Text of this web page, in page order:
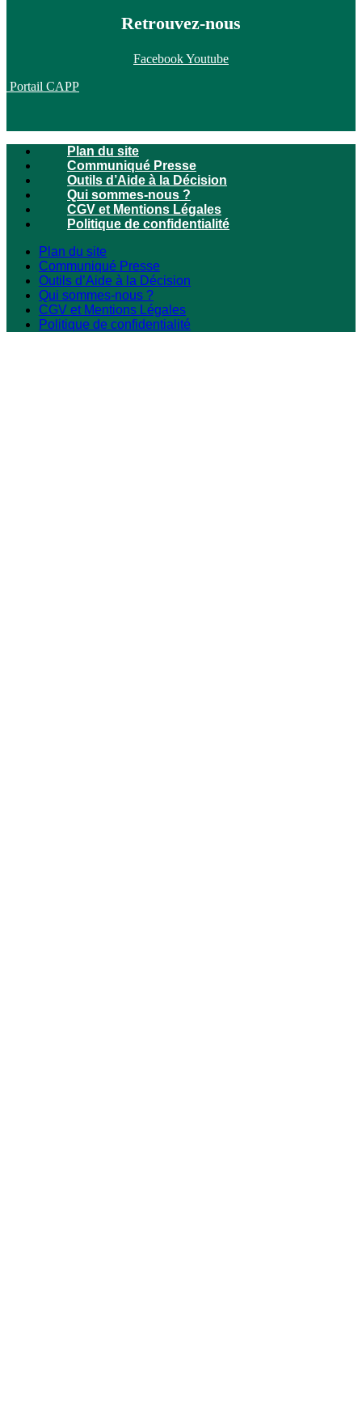
Retrouvez-nous
FacebookYoutube
Portail CAPP
Plan du site
Communiqué Presse
Outils d’Aide à la Décision
Qui sommes-nous ?
CGV et Mentions Légales
Politique de confidentialité
Plan du site
Communiqué Presse
Outils d’Aide à la Décision
Qui sommes-nous ?
CGV et Mentions Légales
Politique de confidentialité